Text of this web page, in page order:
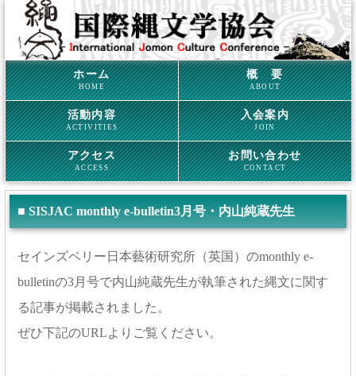
ホーム
HOME
概 要
ABOUT
活動内容
ACTIVITIES
入会案内
JOIN
アクセス
ACCESS
お問い合わせ
CONTACT
■ SISJAC monthly e-bulletin3月号・内山純蔵先生
セインズベリー日本藝術研究所（英国）のmonthly e-
bulletinの3月号で内山純蔵先生が執筆された縄文に関す
る記事が掲載されました。
ぜひ下記のURLよりご覧ください。